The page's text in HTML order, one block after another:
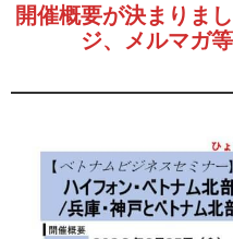
開催概要が決まりま
ジ、メルマガ